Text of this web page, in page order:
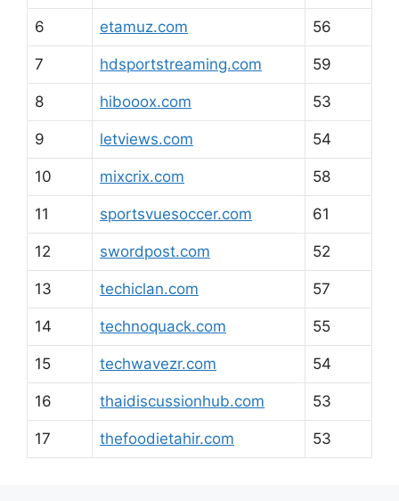
6 etamuz.com 56
7 hdsportstreaming.com 59
8 hibooox.com 53
9 letviews.com 54
10 mixcrix.com 58
11 sportsvuesoccer.com 61
12 swordpost.com 52
13 techiclan.com 57
14 technoquack.com 55
15 techwavezr.com 54
16 thaidiscussionhub.com 53
17 thefoodietahir.com 53